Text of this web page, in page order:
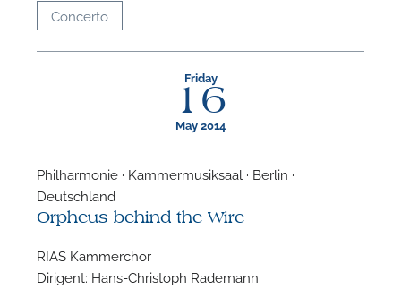
Concerto
Friday
16
May 2014
Philharmonie · Kammermusiksaal · Berlin ·
Deutschland
Orpheus behind the Wire
RIAS Kammerchor
Dirigent: Hans-Christoph Rademann